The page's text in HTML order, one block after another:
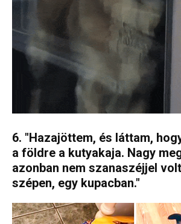
6. "Hazajöttem, és láttam,
a földre a kutyakaja. Nagy
azonban nem szanaszéjjel
szépen, egy kupacban."